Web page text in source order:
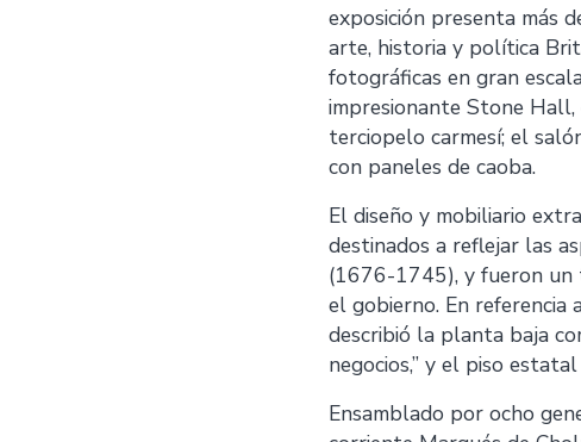
exposición presenta más
arte, historia y política
fotográficas en gran
impresionante Stone
terciopelo carmesí; el
con paneles de caoba.
El diseño y mobiliario
destinados a reflejar las
(1676-1745), y fueron un
el gobierno. En
describió la planta baja
negocios,” y el piso
Ensamblado por ocho